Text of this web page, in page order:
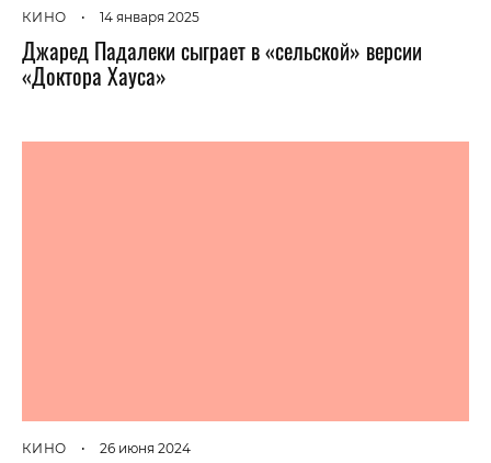
КИНО • 14 января 2025
Джаред Падалеки сыграет в «сельской» версии
«Доктора Хауса»
КИНО • 26 июня 2024